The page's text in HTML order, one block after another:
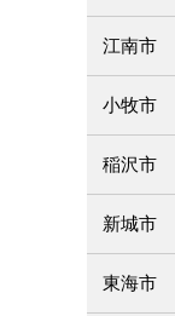
江南市
小牧市
稲沢市
新城市
東海市